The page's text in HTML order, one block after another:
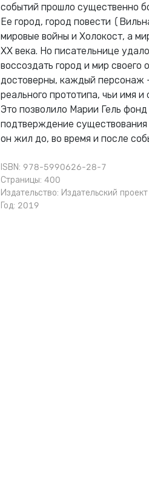
событий прошло существенно
Ее город, город повести
мировые войны и Холокост, а
XX века. Но писательнице
воссоздать город и мир своего
достоверны, каждый персонаж
реального прототипа, чьи имя
Это позволило Марии Гель
подтверждение существования
он жил до, во время и после
ISBN: 978-5990626-28-7
Страницы: 400
Издательство: Издательский
Год: 2019